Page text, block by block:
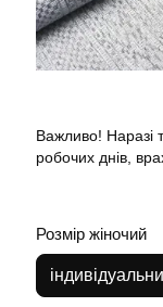
Важливо! Наразі
робочих днів,
Розмір жіночий